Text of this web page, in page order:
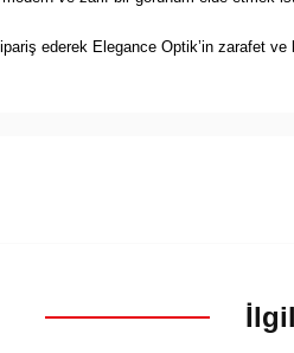
ederek Elegance Optik’in zarafet ve